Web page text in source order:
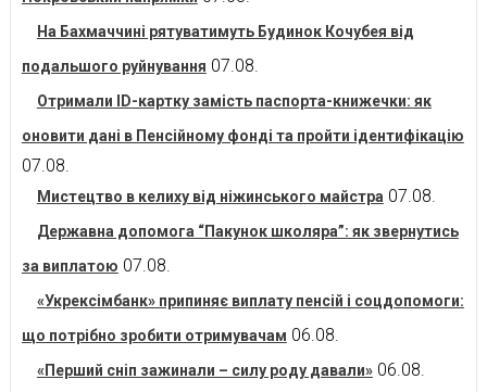
На Бахмаччині рятуватимуть Будинок Кочубея від
подальшого руйнування 07.08.
Отримали ID-картку замість паспорта-книжечки: як
оновити дані в Пенсійному фонді та пройти ідентифікацію
07.08.
Мистецтво в келиху від ніжинського майстра 07.08.
Державна допомога “Пакунок школяра”: як звернутись
за виплатою 07.08.
«Укрексімбанк» припиняє виплату пенсій і соцдопомоги:
що потрібно зробити отримувачам 06.08.
«Перший сніп зажинали – силу роду давали» 06.08.